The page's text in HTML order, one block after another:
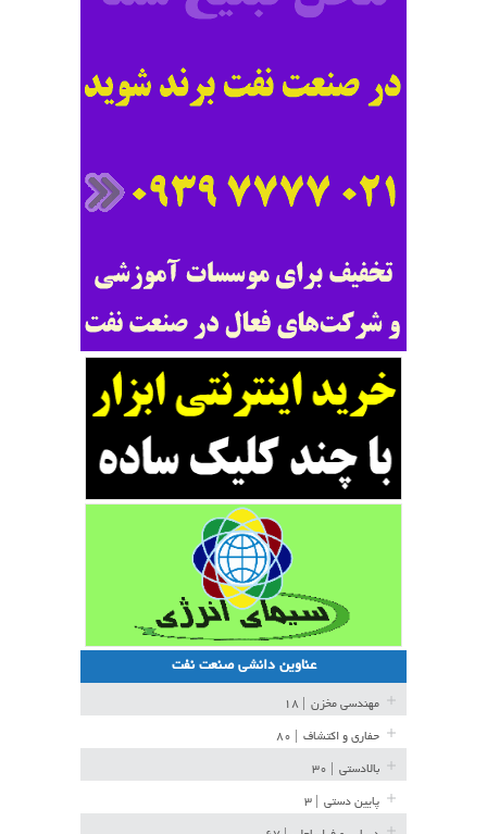
عناوین دانشی صنعت نفت
مهندسی مخزن
حفاری و اکتشاف
بالادستی
پایین دستی